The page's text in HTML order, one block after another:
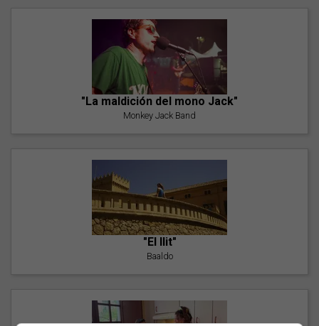
"La maldición del mono Jack"
Monkey Jack Band
"El llit"
Baaldo